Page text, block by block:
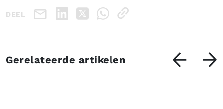
DEEL
Gerelateerde artikelen